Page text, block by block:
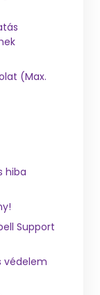
(Max.
hiba
Support
védelem